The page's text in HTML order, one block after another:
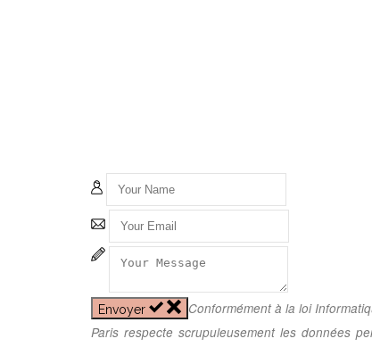
Envoyer
Conformément à la loi
Paris respecte scrupuleusement les données